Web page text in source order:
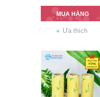
MUA HÀNG
Ưa thích